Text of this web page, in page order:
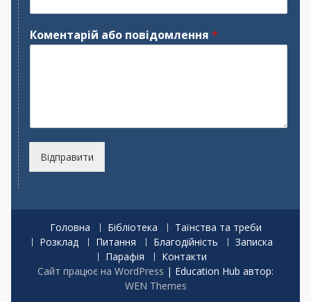
и
е
Коментарій або повідомлення *
Відправити
Головна Бібліотека
Таїнства та треби
Розклад
Питання Благодійність
Записка
Парафія
Контакти
Сайт працює на WordPress | Education Hub автор:
WEN Themes